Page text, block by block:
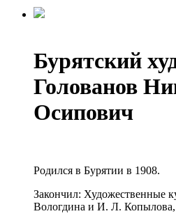
Бурятский
Голованов
Осипович
Родился в Бурятии в 1908.
Закончил: Художественные
Вологдина и И. Л. Копылова,